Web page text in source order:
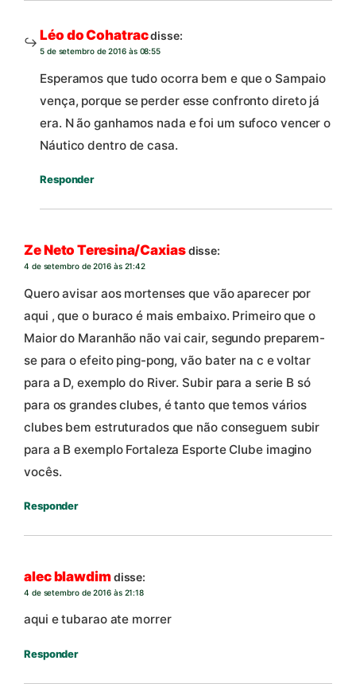
Léo do Cohatracdisse:
5 de setembro de 2016 às 08:55
Esperamos que tudo ocorra bem e que o Sampaio
vença, porque se perder esse confronto direto já
era. N ão ganhamos nada e foi um sufoco vencer o
Náutico dentro de casa.
Responder
Ze Neto Teresina/Caxiasdisse:
4 de setembro de 2016 às 21:42
Quero avisar aos mortenses que vão aparecer por
aqui , que o buraco é mais embaixo. Primeiro que o
Maior do Maranhão não vai cair, segundo preparem-
se para o efeito ping-pong, vão bater na c e voltar
para a D, exemplo do River. Subir para a serie B só
para os grandes clubes, é tanto que temos vários
clubes bem estruturados que não conseguem subir
para a B exemplo Fortaleza Esporte Clube imagino
vocês.
Responder
alec blawdimdisse:
4 de setembro de 2016 às 21:18
aqui e tubarao ate morrer
Responder